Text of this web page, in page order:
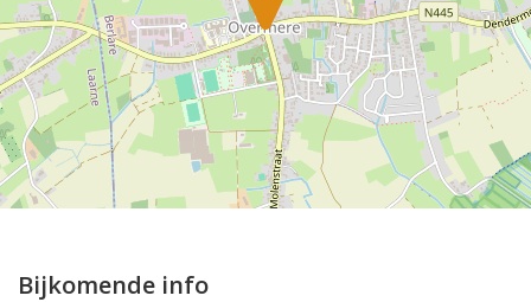
©OpenStreetMapcontributors.
Bijkomende info